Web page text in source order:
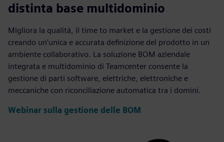
distinta base multidominio
Migliora la qualità, il time to market e la gestione dei costi
creando un'unica e accurata definizione del prodotto in un
ambiente collaborativo. La soluzione BOM aziendale
integrata e multidominio di Teamcenter consente la
gestione di parti software, elettriche, elettroniche e
meccaniche con riconciliazione automatica tra i domini.
Webinar sulla gestione delle BOM